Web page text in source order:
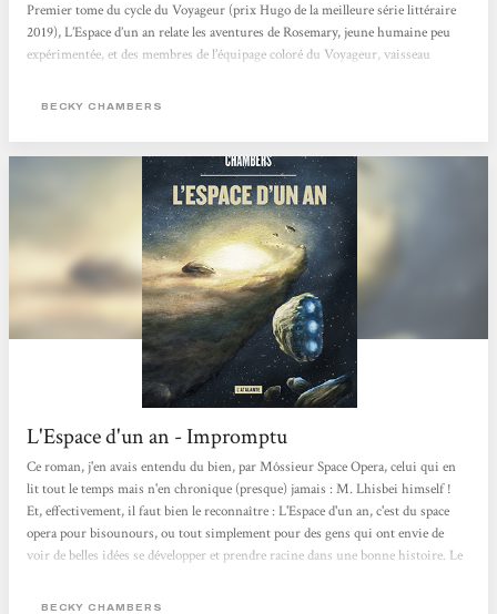
Premier tome du cycle du Voyageur (prix Hugo de la meilleure série littéraire
2019), L’Espace d’un an relate les aventures de Rosemary, jeune humaine peu
expérimentée, et des membres de l’équipage coloré du Voyageur, vaisseau
du cosy space opera, Becky Chambers nous embarque avec elle à bord du
BECKY CHAMBERS
L'Espace d'un an - Impromptu
Ce roman, j'en avais entendu du bien, par Môssieur Space Opera, celui qui en
lit tout le temps mais n'en chronique (presque) jamais : M. Lhisbei himself !
Et, effectivement, il faut bien le reconnaître : L'Espace d'un an, c'est du space
opera pour bisounours, ou tout simplement pour des gens qui ont envie de
voir de belles idées se développer et prendre racine dans une bonne histoire. Le
intimement chacun des membres de l'équipage, des personnages souvent hauts
BECKY CHAMBERS